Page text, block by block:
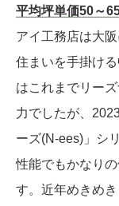
平均坪単価50～
アイ工務店は大
住まいを手掛け
はこれまでリー
力でしたが、
ーズ(N-ees)」シ
性能でもかなり
す。近年めきめ